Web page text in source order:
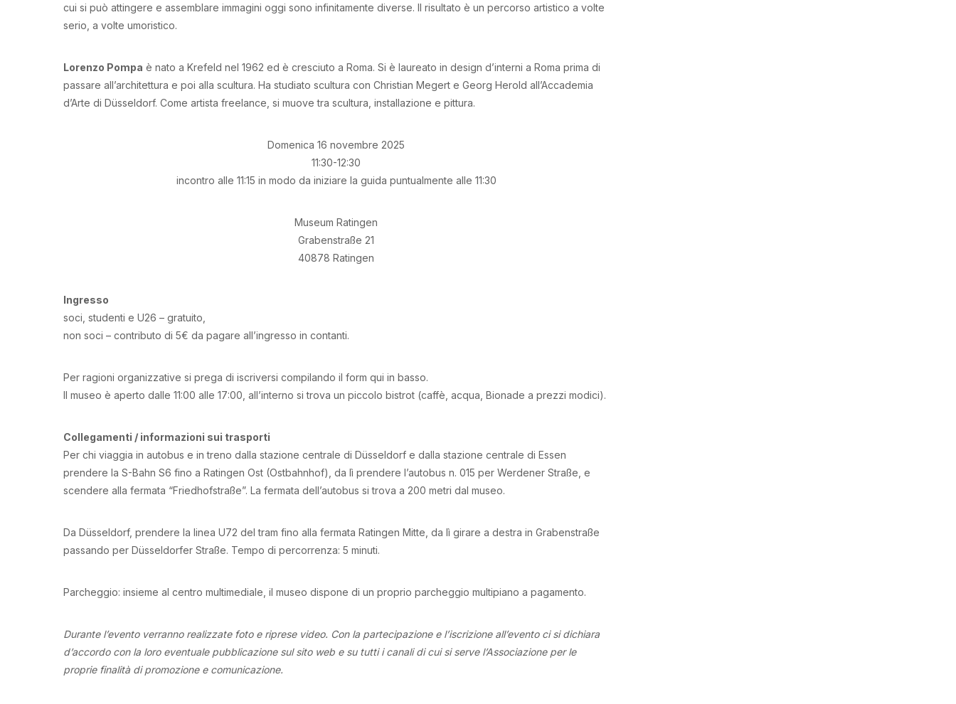
cui si può attingere e assemblare immagini oggi sono infinitamente diverse. Il risultato è un percorso artistico a volte
serio, a volte umoristico.
Lorenzo Pompa è nato a Krefeld nel 1962 ed è cresciuto a Roma. Si è laureato in design d’interni a Roma prima di
passare all’architettura e poi alla scultura. Ha studiato scultura con Christian Megert e Georg Herold all’Accademia
d’Arte di Düsseldorf. Come artista freelance, si muove tra scultura, installazione e pittura.
Domenica 16 novembre 2025
11:30-12:30
incontro alle 11:15 in modo da iniziare la guida puntualmente alle 11:30
Museum Ratingen
Grabenstraße 21
40878 Ratingen
Ingresso
soci, studenti e U26 – gratuito,
non soci – contributo di 5€ da pagare all’ingresso in contanti.
Per ragioni organizzative si prega di iscriversi compilando il form qui in basso.
Il museo è aperto dalle 11:00 alle 17:00, all’interno si trova un piccolo bistrot (caffè, acqua, Bionade a prezzi modici).
Collegamenti / informazioni sui trasporti
Per chi viaggia in autobus e in treno dalla stazione centrale di Düsseldorf e dalla stazione centrale di Essen
prendere la S-Bahn S6 fino a Ratingen Ost (Ostbahnhof), da lì prendere l’autobus n. 015 per Werdener Straße, e
scendere alla fermata “Friedhofstraße”. La fermata dell’autobus si trova a 200 metri dal museo.
Da Düsseldorf, prendere la linea U72 del tram fino alla fermata Ratingen Mitte, da lì girare a destra in Grabenstraße
passando per Düsseldorfer Straße. Tempo di percorrenza: 5 minuti.
Parcheggio: insieme al centro multimediale, il museo dispone di un proprio parcheggio multipiano a pagamento.
Durante l’evento verranno realizzate foto e riprese video. Con la partecipazionee l’iscrizione all’evento ci si dichiara
d’accordo con la loro eventuale pubblicazione sul sito web e su tutti i canali di cui si serve l’Associazione per le
proprie finalità di promozione e comunicazione.